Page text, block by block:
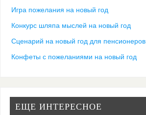
Игра пожелания на новый год
Конкурс шляпа мыслей на новый год
Сценарий на новый год для пенсионеров
Конфеты с пожеланиями на новый год
ЕЩЕ ИНТЕРЕСНОЕ